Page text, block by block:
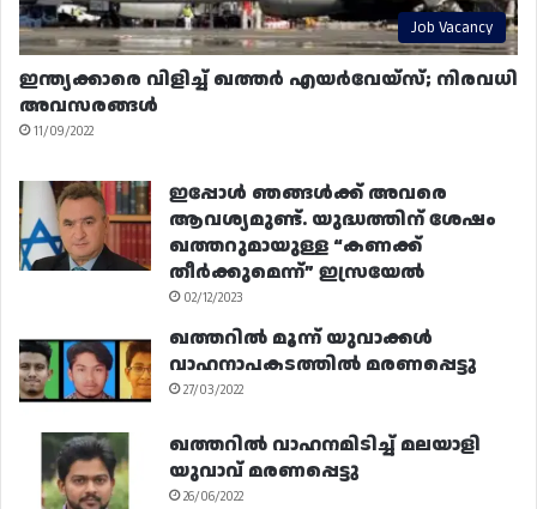
Job Vacancy
ഇന്ത്യക്കാരെ വിളിച്ച് ഖത്തർ എയർവേയ്‌സ്; നിരവധി
അവസരങ്ങൾ
11/09/2022
ഇപ്പോൾ ഞങ്ങൾക്ക് അവരെ
ആവശ്യമുണ്ട്. യുദ്ധത്തിന് ശേഷം
ഖത്തറുമായുള്ള “കണക്ക്
തീർക്കുമെന്ന്” ഇസ്രയേൽ
02/12/2023
ഖത്തറിൽ മൂന്ന് യുവാക്കൾ
വാഹനാപകടത്തിൽ മരണപ്പെട്ടു
27/03/2022
ഖത്തറിൽ വാഹനമിടിച്ച് മലയാളി
യുവാവ് മരണപ്പെട്ടു
26/06/2022